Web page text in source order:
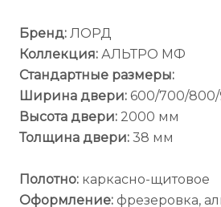
Бренд: ЛОРД
Коллекция: АЛЬТРО МФ
Стандартные размеры:
Ширина двери: 600/700/
Высота двери: 2000 мм
Толщина двери: 38 мм
Полотно: каркасно-щитовое
Оформление: фрезеровка,